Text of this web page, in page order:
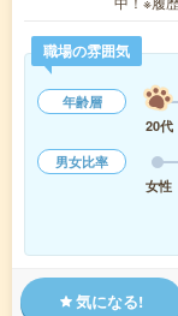
職場の雰囲気
年齢層
20代
男女比率
女性
気になる!